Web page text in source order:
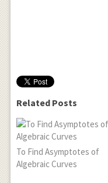
Related Posts
To Find Asymptotes of
Algebraic Curves